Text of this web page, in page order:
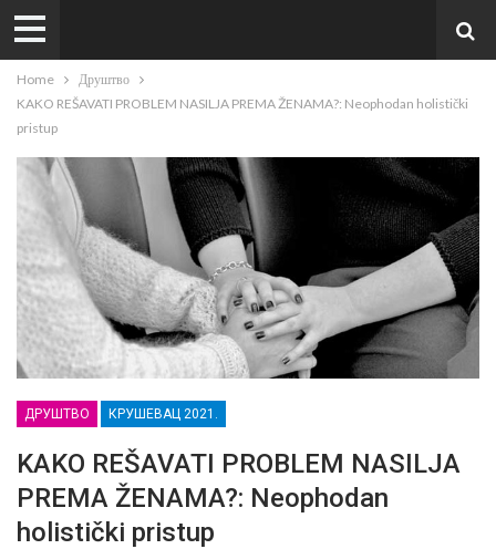
Home
Друштво
KAKO REŠAVATI PROBLEM NASILJA PREMA ŽENAMA?: Neophodan holistički
pristup
ДРУШТВО КРУШЕВАЦ 2021.
KAKO REŠAVATI PROBLEM NASILJA
PREMA ŽENAMA?: Neophodan
holistički pristup